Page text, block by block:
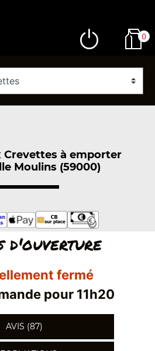
0
Crevettes à emporter
Moulins (59000)
d'ouverture
fermé
pour 11h20
AVIS (87)